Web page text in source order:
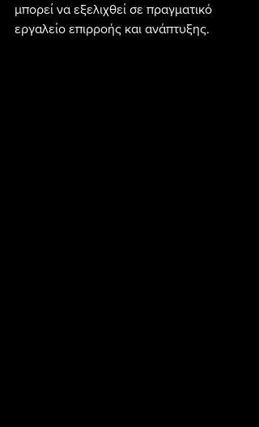
μπορεί να εξελιχθεί σε πραγματικό
εργαλείο επιρροής και ανάπτυξης.